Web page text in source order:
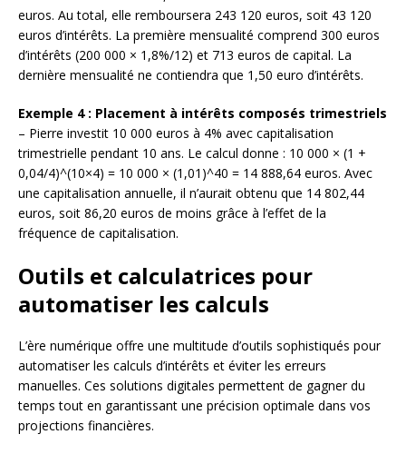
euros. Au total, elle remboursera 243 120 euros, soit 43 120
euros d’intérêts. La première mensualité comprend 300 euros
d’intérêts (200 000 × 1,8%/12) et 713 euros de capital. La
dernière mensualité ne contiendra que 1,50 euro d’intérêts.
Exemple 4 : Placement à intérêts composés trimestriels
– Pierre investit 10 000 euros à 4% avec capitalisation
trimestrielle pendant 10 ans. Le calcul donne : 10 000 × (1 +
0,04/4)^(10×4) = 10 000 × (1,01)^40 = 14 888,64 euros. Avec
une capitalisation annuelle, il n’aurait obtenu que 14 802,44
euros, soit 86,20 euros de moins grâce à l’effet de la
fréquence de capitalisation.
Outils et calculatrices pour
automatiser les calculs
L’ère numérique offre une multitude d’outils sophistiqués pour
automatiser les calculs d’intérêts et éviter les erreurs
manuelles. Ces solutions digitales permettent de gagner du
temps tout en garantissant une précision optimale dans vos
projections financières.